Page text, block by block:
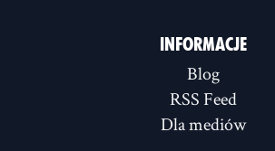
INFORMACJE
Blog
RSS Feed
Dla mediów